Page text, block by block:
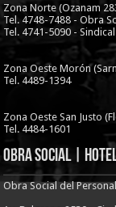
Zona Norte (Ozanam
Tel. 4748-7488 - Obra
Tel. 4741-5090 - Sindical
Zona Oeste Morón
Tel. 4489-1394
Zona Oeste San Justo
Tel. 4484-1601
Obra Social |
Obra Social del